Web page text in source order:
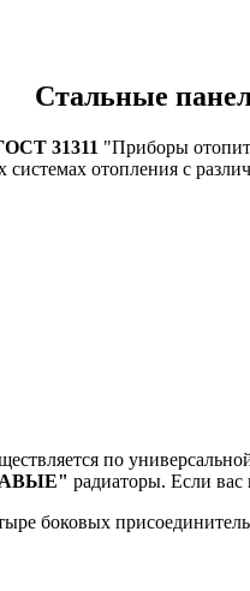
Стальные
31311 "Приборы
системах отопления с
по
радиаторы. Если вас
боковых